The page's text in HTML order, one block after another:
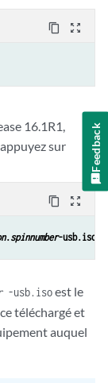
content_copy zoom_out_map
16.1R1,
sur
content_copy zoom_out_map
.spinnumber-usb.iso
-usb.isoest le
téléchargé et
auquel
Feedback